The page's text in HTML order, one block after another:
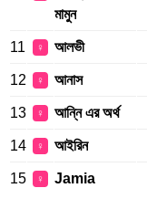
মামুন
11 ♀ আলভী
12 ♀ আনাস
13 ♀ আন্নি এর অর্থ
14 ♀ আইরিন
15 ♀ Jamia